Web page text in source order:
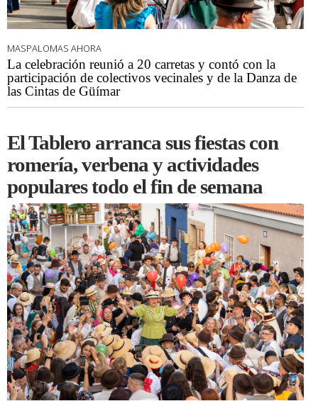
MASPALOMAS AHORA
La celebración reunió a 20 carretas y contó con la
participación de colectivos vecinales y de la Danza de
las Cintas de Güímar
El Tablero arranca sus fiestas con
romería, verbena y actividades
populares todo el fin de semana